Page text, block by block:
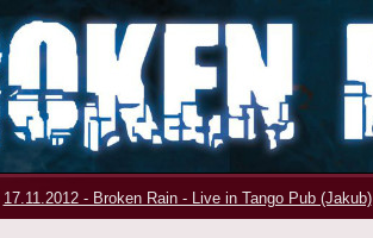
17.11.2012 - Broken Rain - Live in Tango Pub (Jakub)